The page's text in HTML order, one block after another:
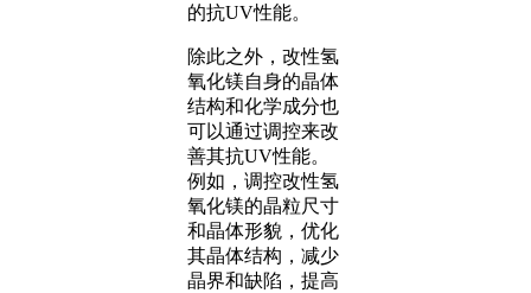
的抗UV性能。
除此之外，改性氢
氧化镁自身的晶体
结构和化学成分也
可以通过调控来改
善其抗UV性能。
例如，调控改性氢
氧化镁的晶粒尺寸
和晶体形貌，优化
其晶体结构，减少
晶界和缺陷，提高